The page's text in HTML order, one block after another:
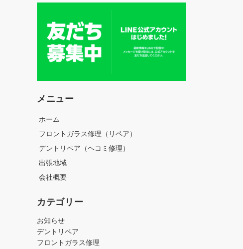
メニュー
ホーム
フロントガラス修理（リペア）
デントリペア（ヘコミ修理）
出張地域
会社概要
カテゴリー
お知らせ
デントリペア
フロントガラス修理